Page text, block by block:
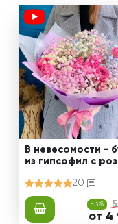
В невесомости -
из гипсофил с
20
-3%
от 4